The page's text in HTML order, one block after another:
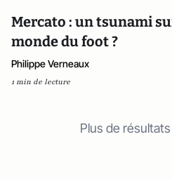
Mercato : un tsunami
monde du foot ?
Philippe Verneaux
1 min de lecture
Plus de